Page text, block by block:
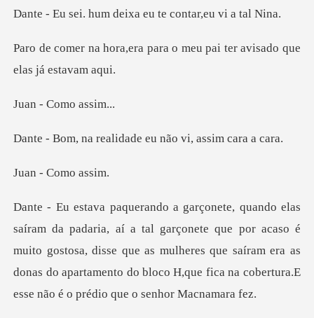
m deixa eu te cont
para o meu pai ter avisado
Como
alidade eu não vi,
Como
ete que por acaso é
muito gostosa, disse que as mulheres que saíram era as
donas do apar